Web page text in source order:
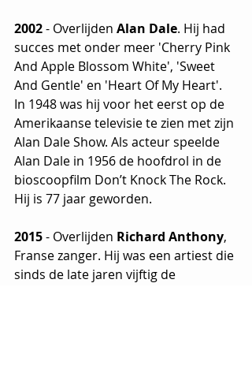
2002 - Overlijden Alan Dale. Hij had
succes met onder meer 'Cherry Pink
And Apple Blossom White', 'Sweet
And Gentle' en 'Heart Of My Heart'.
In 1948 was hij voor het eerst op de
Amerikaanse televisie te zien met zijn
Alan Dale Show. Als acteur speelde
Alan Dale in 1956 de hoofdrol in de
bioscoopfilm Don’t Knock The Rock.
Hij is 77 jaar geworden.
2015 - Overlijden Richard Anthony,
Franse zanger. Hij was een artiest die
sinds de late jaren vijftig de